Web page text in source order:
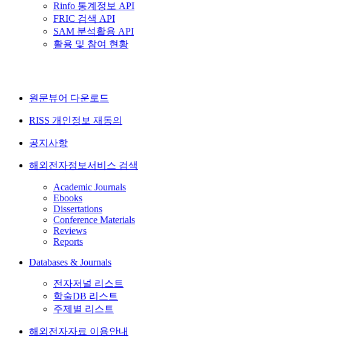
Rinfo 통계정보 API
FRIC 검색 API
SAM 분석활용 API
활용 및 참여 현황
원문뷰어 다운로드
RISS 개인정보 재동의
공지사항
해외전자정보서비스 검색
Academic Journals
Ebooks
Dissertations
Conference Materials
Reviews
Reports
Databases & Journals
전자저널 리스트
학술DB 리스트
주제별 리스트
해외전자자료 이용안내